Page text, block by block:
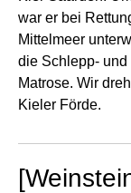
war er bei
Mittelmeer
die Schlepp-
Matrose. Wir
Kieler Förde.